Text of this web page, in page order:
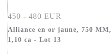
450 - 480 EUR
Alliance en or jaune, 750
1,10 ca - Lot 13